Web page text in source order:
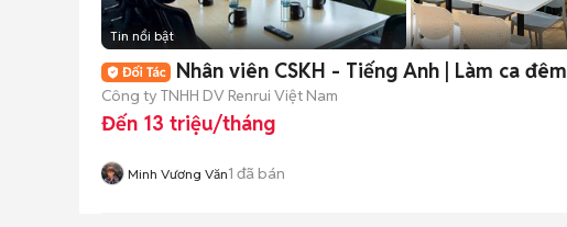
Tin nổi bật
Nhân viên CSKH - Tiếng Anh | Làm ca đêm
Công ty TNHH DV Renrui Việt Nam
Đến 13 triệu/tháng
Minh Vương Văn1 đã bán